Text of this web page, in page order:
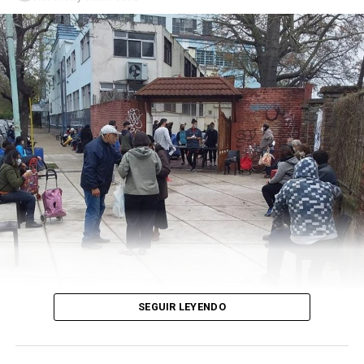
la intención de aportar y sumar al proyecto, sin contar a
los jugadores. En la actualidad somos más de 100 socios.
-¿Se propusieron metas al comienzo? ¿Cómo
pudieron lograrlas?
-Sí, nos propusimos metas y pensamos en cómo o qué
teníamos que hacer para lograrlas. Lo primero fue
formar equipo femenino, y después las categorías
formativas. Con respecto a este último, teníamos como
objetivo el trabajo social más allá de lo deportivo. A
través del deporte formás a los niños en valores, y a su
vez los ayudás para que tengan un mejor futuro. En
-¿Cómo hace el club para afrontar los gastos que
SEGUIR LEYENDO